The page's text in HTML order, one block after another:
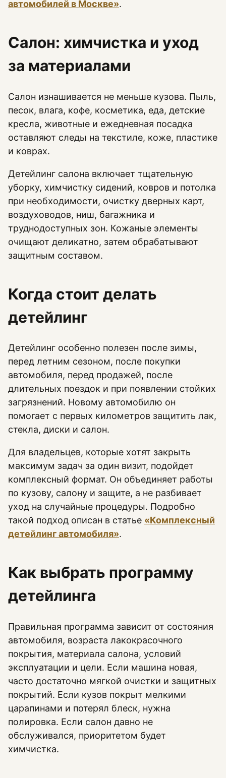
автомобилей в Москве».
Салон: химчистка и уход
за материалами
Салон изнашивается не меньше кузова. Пыль,
песок, влага, кофе, косметика, еда, детские
кресла, животные и ежедневная посадка
оставляют следы на текстиле, коже, пластике
и коврах.
Детейлинг салона включает тщательную
уборку, химчистку сидений, ковров и потолка
при необходимости, очистку дверных карт,
воздуховодов, ниш, багажника и
труднодоступных зон. Кожаные элементы
очищают деликатно, затем обрабатывают
защитным составом.
Когда стоит делать
детейлинг
Детейлинг особенно полезен после зимы,
перед летним сезоном, после покупки
автомобиля, перед продажей, после
длительных поездок и при появлении стойких
загрязнений. Новому автомобилю он
помогает с первых километров защитить лак,
стекла, диски и салон.
Для владельцев, которые хотят закрыть
максимум задач за один визит, подойдет
комплексный формат. Он объединяет работы
по кузову, салону и защите, а не разбивает
уход на случайные процедуры. Подробно
такой подход описан в статье «Комплексный
детейлинг автомобиля».
Как выбрать программу
детейлинга
Правильная программа зависит от состояния
автомобиля, возраста лакокрасочного
покрытия, материала салона, условий
эксплуатации и цели. Если машина новая,
часто достаточно мягкой очистки и защитных
покрытий. Если кузов покрыт мелкими
царапинами и потерял блеск, нужна
полировка. Если салон давно не
обслуживался, приоритетом будет
химчистка.